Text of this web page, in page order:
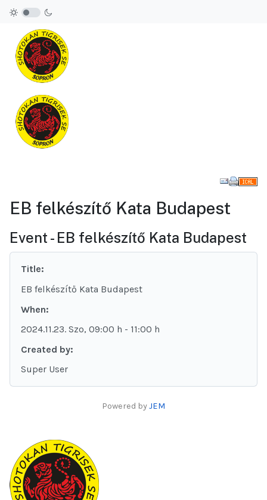
EB felkészítő Kata Budapest
Event - EB felkészítő Kata Budapest
Title:
EB felkészítő Kata Budapest
When:
2024.11.23. Szo, 09:00 h - 11:00 h
Created by:
Super User
Powered byJEM